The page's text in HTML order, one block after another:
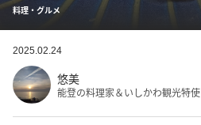
料理・グルメ
2025.02.24
悠美
能登の料理家＆いしかわ観光特使